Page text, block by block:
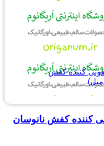
کننده کفش نانوسان